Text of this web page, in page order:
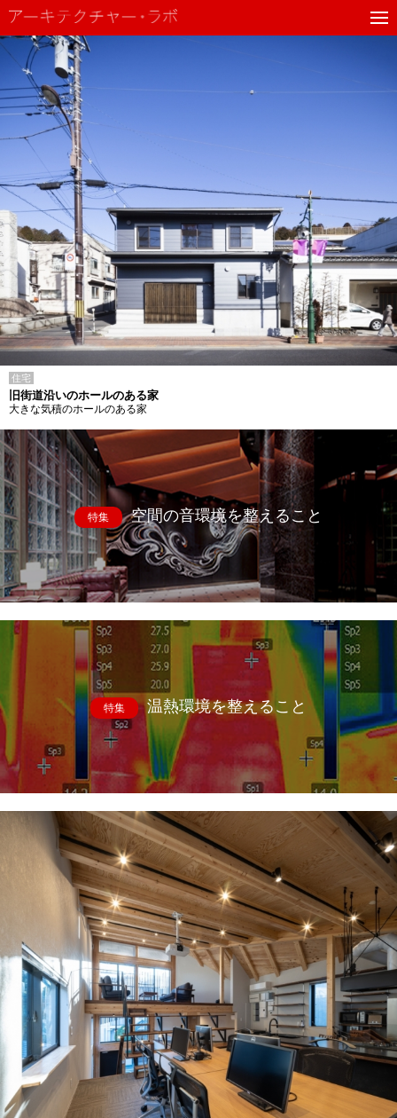
住宅
旧街道沿いのホールのある家
大きな気積のホールのある家
特集 空間の音環境を整えること
特集 温熱環境を整えること